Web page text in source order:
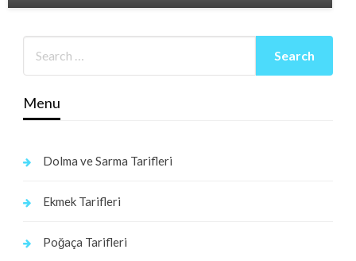
Menu
Dolma ve Sarma Tarifleri
Ekmek Tarifleri
Poğaça Tarifleri